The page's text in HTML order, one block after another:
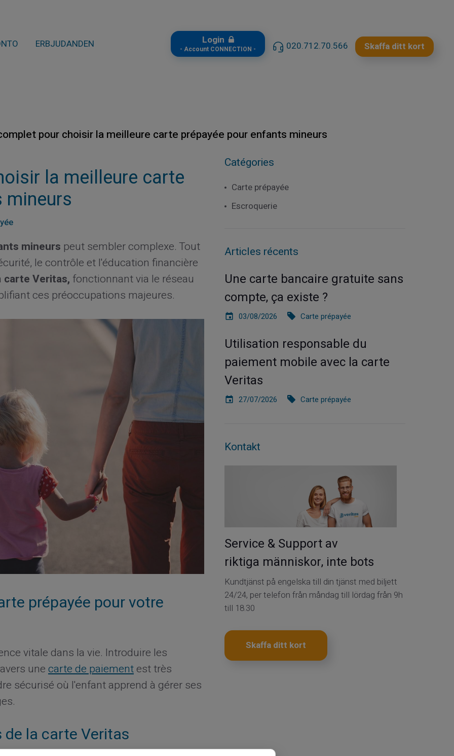
ERBJUDANDEN Login
- Account CONNECTION - 020.712.70.566 Skaffa ditt kort
pour choisir la meilleure carte prépayée pour enfants mineurs
la meilleure carte
mineurs
mineurs peut sembler complexe. Tout
le contrôle et l'éducation financière
carte Veritas, fonctionnant via le réseau
ces préoccupations majeures.
prépayée pour votre
vitale dans la vie. Introduire les
unecarte de paiementest très
sécurisé où l'enfant apprend à gérer ses
la carte Veritas
Catégories
Carte prépayée
Escroquerie
Articles récents
Une carte bancaire gratuite sans
compte, ça existe ?
03/08/2026 Carte prépayée
Utilisation responsable du
paiement mobile avec la carte
Veritas
27/07/2026 Carte prépayée
Kontakt
Service & Support av
riktiga människor, inte bots
Kundtjänst på engelska till din tjänst med biljett
24/24, per telefon från måndag till lördag från 9h
till 18.30
Skaffa ditt kort